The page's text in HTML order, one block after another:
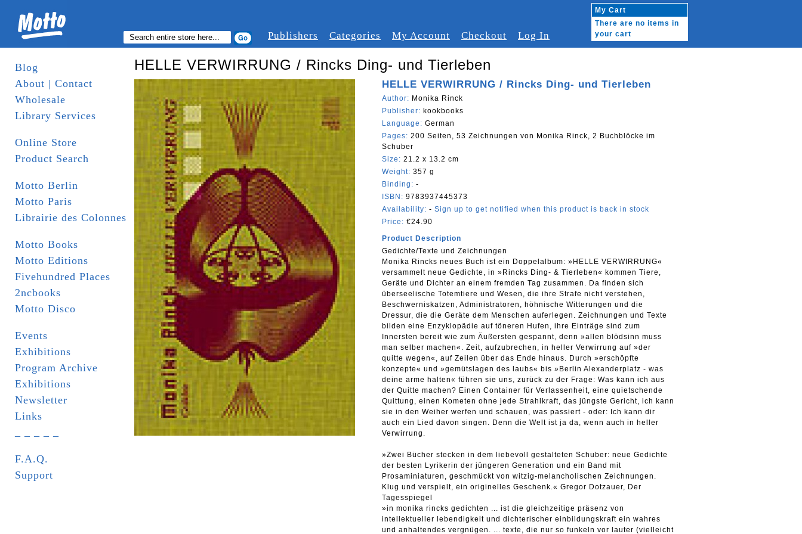
Publishers Categories My Account Checkout Log In
My Cart
There are no items in
your cart
Blog
About | Contact
Wholesale
Library Services
Online Store
Product Search
Motto Berlin
Motto Paris
Librairie des Colonnes
Motto Books
Motto Editions
Fivehundred Places
2ncbooks
Motto Disco
Events
Exhibitions
Program Archive
Exhibitions
Newsletter
Links
F.A.Q.
Support
HELLE VERWIRRUNG / Rincks Ding- und Tierleben
HELLE VERWIRRUNG / Rincks Ding- und Tierleben
Author: Monika Rinck
Publisher: kookbooks
Language: German
Pages: 200 Seiten, 53 Zeichnungen von Monika Rinck, 2 Buchblöcke im
Schuber
Size: 21.2 x 13.2 cm
Weight: 357 g
Binding: -
ISBN: 9783937445373
Availability: - Sign up to get notified when this product is back in stock
Price: €24.90
Product Description
Gedichte/Texte und Zeichnungen
Monika Rincks neues Buch ist ein Doppelalbum: »HELLE VERWIRRUNG«
versammelt neue Gedichte, in »Rincks Ding- & Tierleben« kommen Tiere,
Geräte und Dichter an einem fremden Tag zusammen. Da finden sich
überseelische Totemtiere und Wesen, die ihre Strafe nicht verstehen,
Beschwerniskatzen, Administratoren, höhnische Witterungen und die
Dressur, die die Geräte dem Menschen auferlegen. Zeichnungen und Texte
bilden eine Enzyklopädie auf töneren Hufen, ihre Einträge sind zum
Innersten bereit wie zum Äußersten gespannt, denn »allen blödsinn muss
man selber machen«. Zeit, aufzubrechen, in heller Verwirrung auf »der
quitte wegen«, auf Zeilen über das Ende hinaus. Durch »erschöpfte
konzepte« und »gemütslagen des laubs« bis »Berlin Alexanderplatz - was
deine arme halten« führen sie uns, zurück zu der Frage: Was kann ich aus
der Quitte machen? Einen Container für Verlassenheit, eine quietschende
Quittung, einen Kometen ohne jede Strahlkraft, das jüngste Gericht, ich kann
sie in den Weiher werfen und schauen, was passiert - oder: Ich kann dir
auch ein Lied davon singen. Denn die Welt ist ja da, wenn auch in heller
Verwirrung.
»Zwei Bücher stecken in dem liebevoll gestalteten Schuber: neue Gedichte
der besten Lyrikerin der jüngeren Generation und ein Band mit
Prosaminiaturen, geschmückt von witzig-melancholischen Zeichnungen.
Klug und verspielt, ein originelles Geschenk.« Gregor Dotzauer, Der
Tagesspiegel
»in monika rincks gedichten ... ist die gleichzeitige präsenz von
intellektueller lebendigkeit und dichterischer einbildungskraft ein wahres
und anhaltendes vergnügen. ... texte, die nur so funkeln vor lauter (vielleicht